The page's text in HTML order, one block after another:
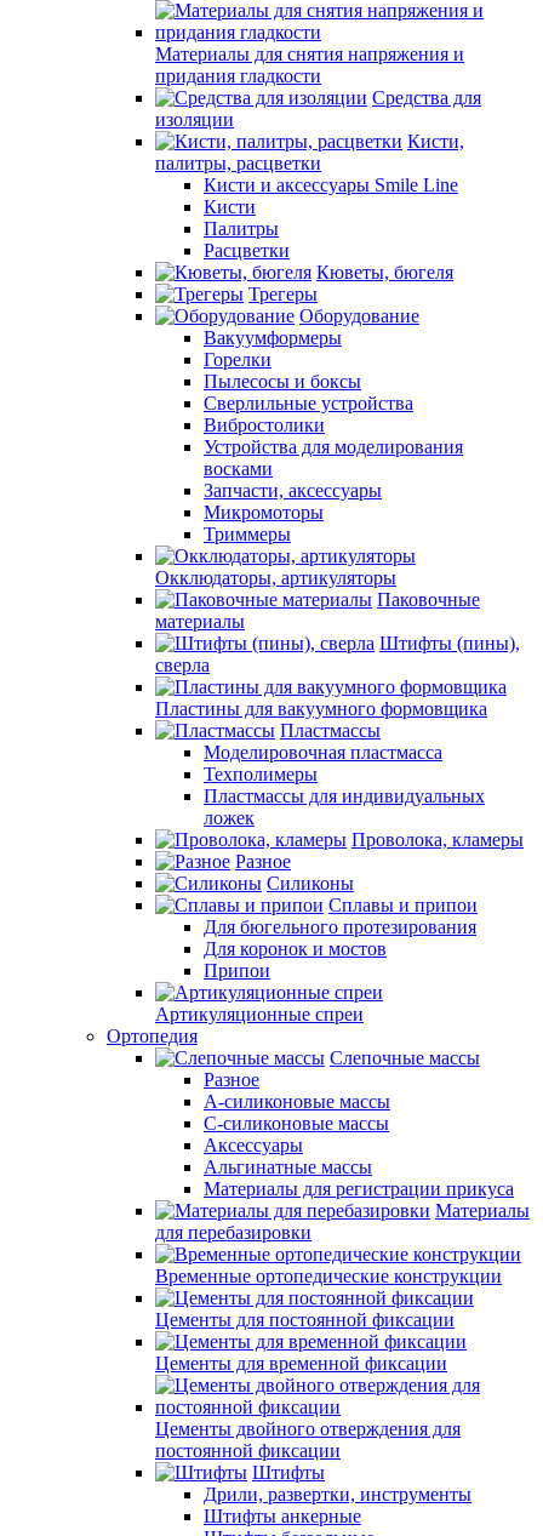
Материалы для снятия напряжения и
придания гладкости
Средства для
изоляции
Кисти,
палитры, расцветки
Кисти и аксессуары Smile Line
Кисти
Палитры
Расцветки
Кюветы, бюгеля
Трегеры
Оборудование
Вакуумформеры
Горелки
Пылесосы и боксы
Сверлильные устройства
Вибростолики
Устройства для моделирования
восками
Запчасти, аксессуары
Микромоторы
Триммеры
Окклюдаторы, артикуляторы
Паковочные
материалы
Штифты (пины),
сверла
Пластины для вакуумного формовщика
Пластмассы
Моделировочная пластмасса
Техполимеры
Пластмассы для индивидуальных
ложек
Проволока, кламеры
Разное
Силиконы
Сплавы и припои
Для бюгельного протезирования
Для коронок и мостов
Припои
Артикуляционные спреи
Ортопедия
Слепочные массы
Разное
А-силиконовые массы
С-силиконовые массы
Аксессуары
Альгинатные массы
Материалы для регистрации прикуса
Материалы
для перебазировки
Временные ортопедические конструкции
Цементы для постоянной фиксации
Цементы для временной фиксации
Цементы двойного отверждения для
постоянной фиксации
Штифты
Дрили, развертки, инструменты
Штифты анкерные